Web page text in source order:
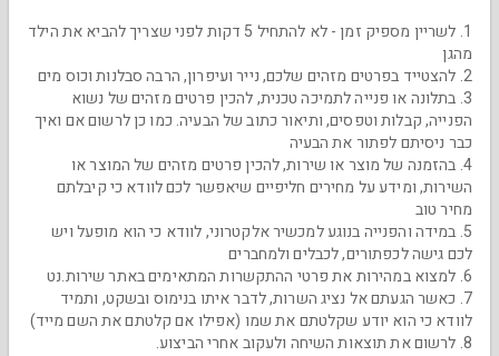
1. לשריין מספיק זמן - לא להתחיל 5 דקות לפני שצריך להביא את הילד
מהגן
2. להצטייד בפרטים מזהים שלכם, נייר ועיפרון, הרבה סבלנות וכוס מים
3. בתלונה או פנייה לתמיכה טכנית, להכין פרטים מזהים של נשוא
הפנייה, קבלות וטפסים, ותיאור כתוב של הבעיה. כמו כן לרשום אם ואיך
כבר ניסיתם לפתור את הבעיה
4. בהזמנה של מוצר או שירות, להכין פרטים מזהים של המוצר או
השירות, ומידע על מחירים חליפיים שיאפשר לכם לוודא כי קיבלתם
מחיר טוב
5. במידה והפנייה בנוגע למכשיר אלקטרוני, לוודא כי הוא מופעל ויש
לכם גישה לכפתורים, לכבלים ולמחברים
6. למצוא במהירות את פרטי ההתקשרות המתאימים באתר שירות.נט
7. כאשר הגעתם אל נציג השרות, לדבר איתו בנימוס ובשקט, ותמיד
לוודא כי הוא יודע שקלטתם את שמו (אפילו אם קלטתם את השם מייד)
8. לרשום את תוצאות השיחה ולעקוב אחרי הביצוע.